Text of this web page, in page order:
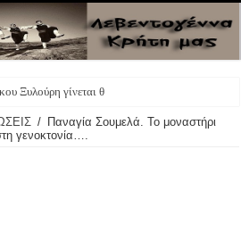
Ξυλούρη γίνεται θεατρικ
/ Παναγία Σουμελά. Το μοναστήρι
γενοκτονία….